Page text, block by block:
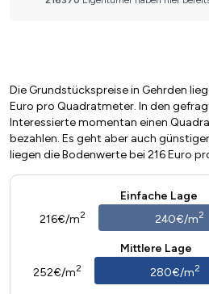
Die Grundstückspreise in Gehrden
Euro pro Quadratmeter. In den
Interessierte momentan einen
bezahlen. Es geht aber auch
liegen die Bodenwerte bei 216 Euro
Einfache Lage
216€/m2 240€/m2
Mittlere Lage
252€/m2 280€/m2